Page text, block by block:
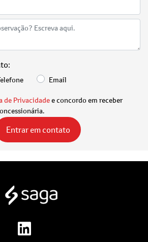
Email
de Privacidadee concordo em receber
Entrar em contato